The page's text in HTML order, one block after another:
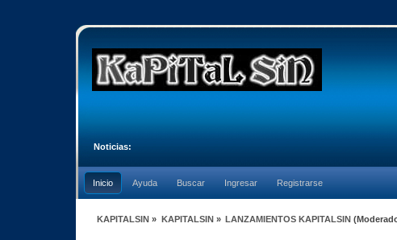
Noticias:
Inicio Ayuda Buscar Ingresar Registrarse
KAPITALSIN » KAPITALSIN» LANZAMIENTOS KAPITALSIN